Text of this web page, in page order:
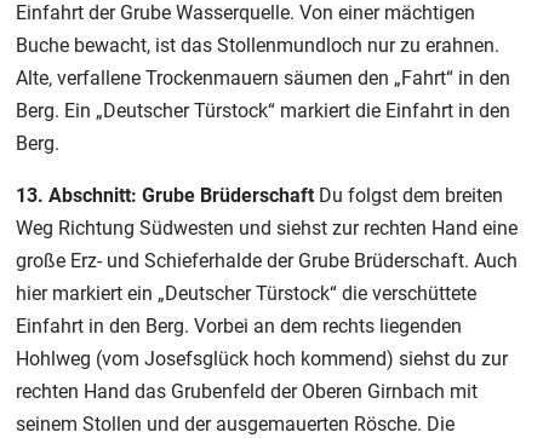
Einfahrt der Grube Wasserquelle. Von einer mächtigen
Buche bewacht, ist das Stollenmundloch nur zu erahnen.
Alte, verfallene Trockenmauern säumen den „Fahrt“ in den
Berg. Ein „Deutscher Türstock“ markiert die Einfahrt in den
Berg.
13. Abschnitt: Grube Brüderschaft Du folgst dem breiten
Weg Richtung Südwesten und siehst zur rechten Hand eine
große Erz- und Schieferhalde der Grube Brüderschaft. Auch
hier markiert ein „Deutscher Türstock“ die verschüttete
Einfahrt in den Berg. Vorbei an dem rechts liegenden
Hohlweg (vom Josefsglück hoch kommend) siehst du zur
rechten Hand das Grubenfeld der Oberen Girnbach mit
seinem Stollen und der ausgemauerten Rösche. Die